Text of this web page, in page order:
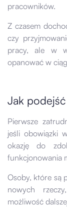
pracowników.
Z czasem
czy
pracy, ale w
opanować w
Jak
Pierwsze
jeśli obowiązki
okazję do
funkcjonowania
Osoby, które są
nowych
możliwość